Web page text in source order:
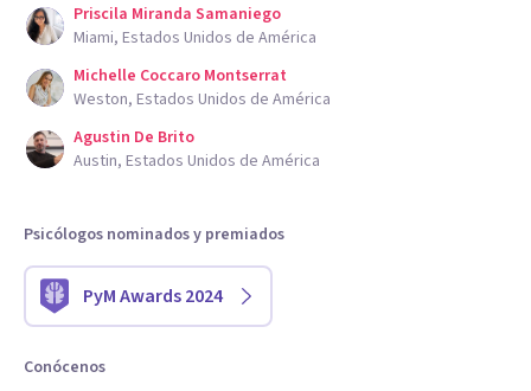
Priscila Miranda Samaniego
Miami, Estados Unidos de América
Michelle Coccaro Montserrat
Weston, Estados Unidos de América
Agustin De Brito
Austin, Estados Unidos de América
Psicólogos nominados y premiados
PyM Awards 2024
Conócenos